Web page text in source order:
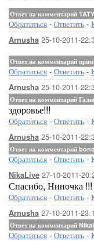
Ответ на комментарий
Обратиться - Ответить -
Arnusha 25-10-2011-
Ответ на комментарий
Обратиться - Ответить -
Arnusha 25-10-2011-
Ответ на комментарий
здоровье!!!
Обратиться - Ответить -
Arnusha 25-10-2011-
Ответ на комментарий
Обратиться - Ответить -
NikaLive 27-10-2011-
Спасибо, Ниночка
Обратиться - Ответить -
Arnusha 27-10-2011-
Ответ на комментарий
Обратиться - Ответить -